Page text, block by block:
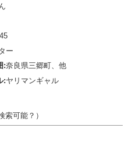
ー
:奈良県三郷町、他
:ヤリマンギャル
可能？）